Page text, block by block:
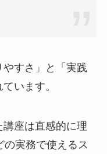
すさ」と「実践
います。
座は直感的に理
実務で使えるス